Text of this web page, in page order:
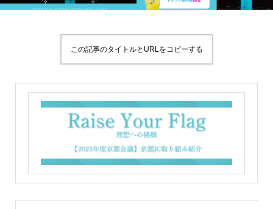
この記事のタイトルとURLをコピーする